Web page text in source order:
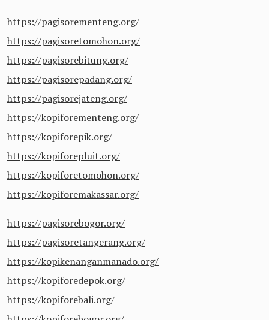
https://pagisorementeng.org/
https://pagisoretomohon.org/
https://pagisorebitung.org/
https://pagisorepadang.org/
https://pagisorejateng.org/
https://kopiforementeng.org/
https://kopiforepik.org/
https://kopiforepluit.org/
https://kopiforetomohon.org/
https://kopiforemakassar.org/
https://pagisorebogor.org/
https://pagisoretangerang.org/
https://kopikenanganmanado.org/
https://kopiforedepok.org/
https://kopiforebali.org/